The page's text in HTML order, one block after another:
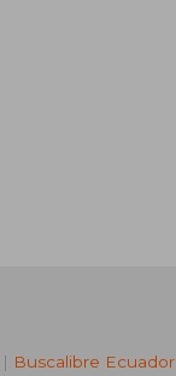
| Buscalibre Ecuador